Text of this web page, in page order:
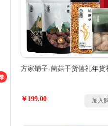
方家铺子-菌菇干货僖礼年货
￥199.00 加入